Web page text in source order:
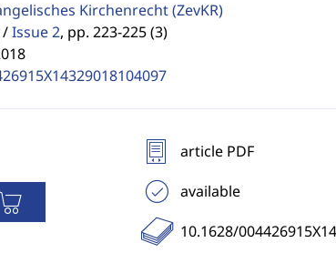
Kirchenrecht(ZevKR)
/ Issue 2, pp. 223-225 (3)
article PDF
available
10.1628/